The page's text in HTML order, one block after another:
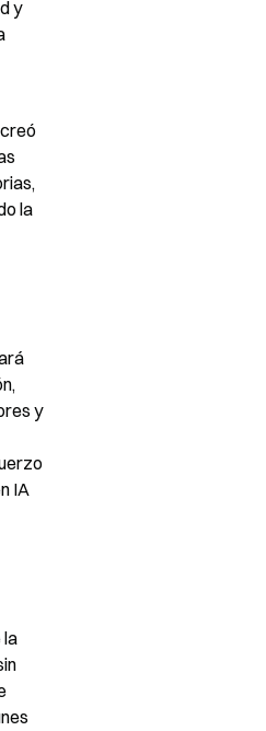
y
la
y
IA
la